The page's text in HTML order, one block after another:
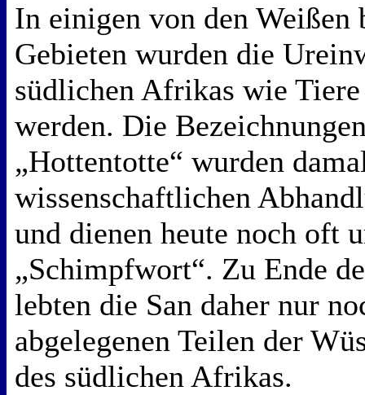
In einigen von den Weißen
Gebieten wurden die
südlichen Afrikas wie
werden. Die
„Hottentotte“ wurden
wissenschaftlichen
und dienen heute noch oft
„Schimpfwort“. Zu Ende
lebten die San daher nur
abgelegenen Teilen der
des südlichen Afrikas.